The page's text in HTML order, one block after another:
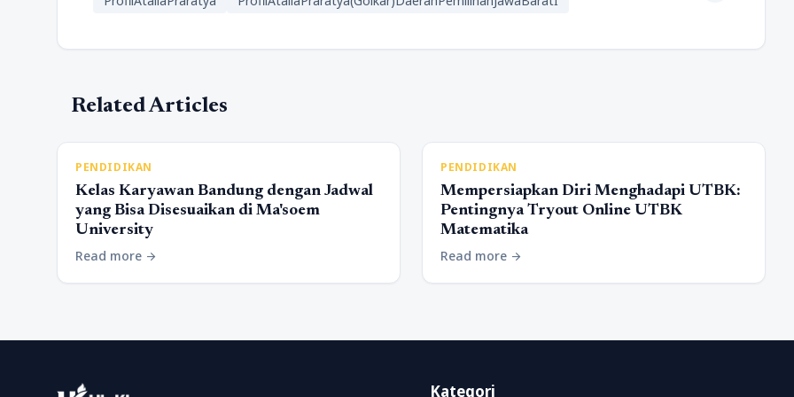
Related Articles
PENDIDIKAN
Kelas Karyawan Bandung dengan Jadwal
yang Bisa Disesuaikan di Ma'soem
University
Read more arrow_forward
PENDIDIKAN
Mempersiapkan Diri Menghadapi UTBK:
Pentingnya Tryout Online UTBK
Matematika
Read more arrow_forward
Kategori